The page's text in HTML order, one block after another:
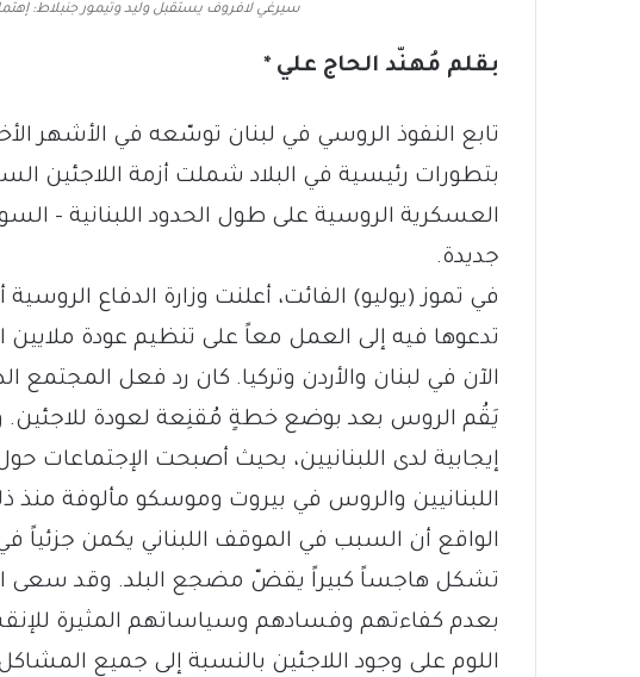
سيرغي لافروف يستقبل وليد وتيمور جنبلاط:
بقلم مُهنّد الحاج علي *
تابع النفوذ الروسي في لبنان توسّعه في الأشهر
بتطورات رئيسية في البلاد شملت أزمة اللاجئين
العسكرية الروسية على طول الحدود اللبنانية –
جديدة.
في تموز (يوليو) الفائت، أعلنت وزارة الدفاع
تدعوها فيه إلى العمل معاً على تنظيم عودة ملايين
الآن في لبنان والأردن وتركيا. كان رد فعل المجتمع
يَقُم الروس بعد بوضع خطةٍ مُقنِعة لعودة للاجئين.
إيجابية لدى اللبنانيين، بحيث أصبحت الإجتماعات
اللبنانيين والروس في بيروت وموسكو مألوفة منذ
الواقع أن السبب في الموقف اللبناني يكمن جزئياً
تشكل هاجساً كبيراً يقضّ مضجع البلد. وقد سعى
بعدم كفاءتهم وفسادهم وسياساتهم المثيرة
اللوم على وجود اللاجئين بالنسبة إلى جميع